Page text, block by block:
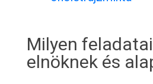
Milyen
elnöknek és